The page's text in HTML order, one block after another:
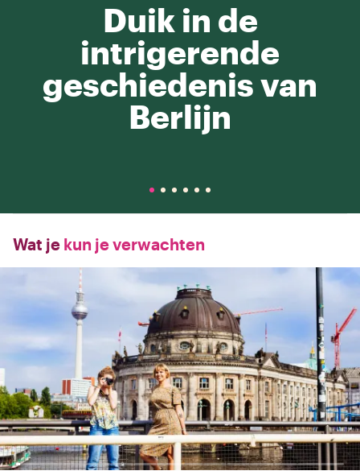
Duik in de
intrigerende
geschiedenis van
Berlijn
Wat je kun je verwachten